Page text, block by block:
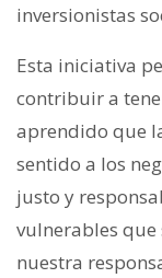
inversionistas
Esta iniciativa
contribuir a
aprendido que
sentido a los
justo y
vulnerables que
nuestra